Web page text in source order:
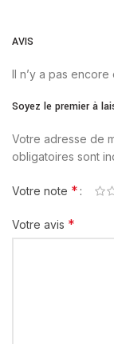
AVIS
Il n’y a pas encore
Soyez le premier à
Votre adresse de
obligatoires sont
Votre note *
Votre avis *